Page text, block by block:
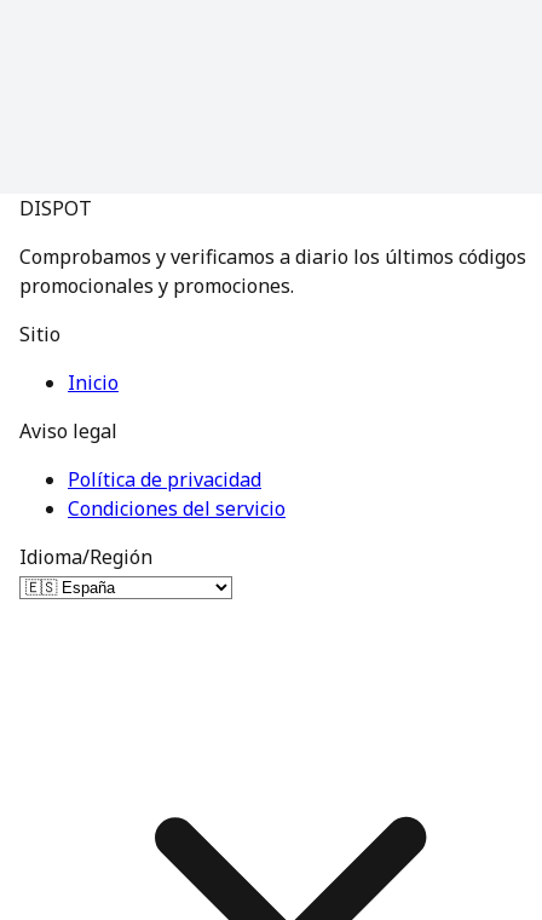
DISPOT
Comprobamos y verificamos a diario los últimos códigos
promocionales y promociones.
Sitio
Inicio
Aviso legal
Política de privacidad
Condiciones del servicio
Idioma/Región